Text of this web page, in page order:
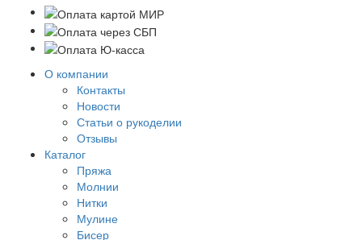
О компании
Контакты
Новости
Статьи о рукоделии
Отзывы
Каталог
Пряжа
Молнии
Нитки
Мулине
Бисер